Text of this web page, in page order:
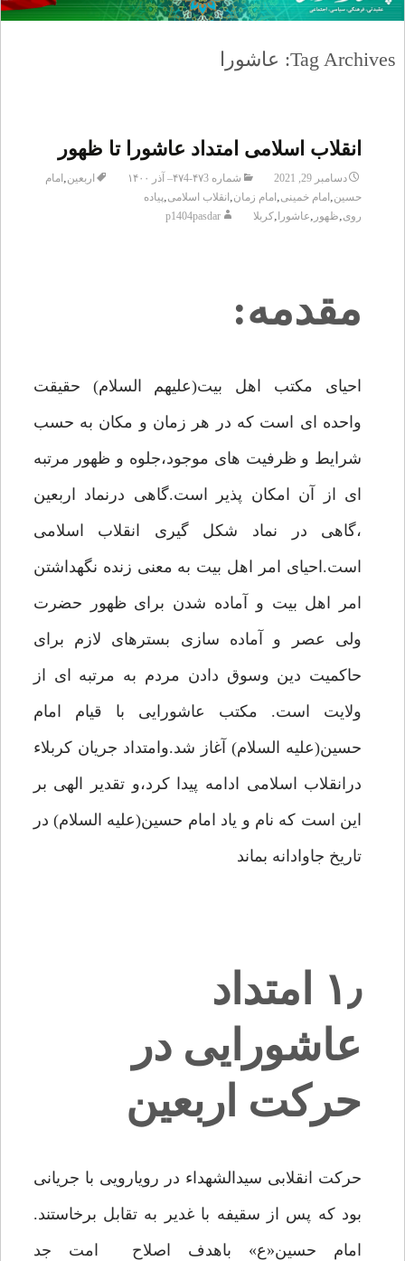
Tag Archives: عاشورا
انقلاب اسلامی امتداد عاشورا تا ظهور
دسامبر 29, 2021 شماره ۴۷3-۴۷4– آذر ۱۴۰۰ اربعین, امام
حسین, امام خمینی, امام زمان, انقلاب اسلامی,پیاده
روی,ظهور ,عاشورا ,کربلا p1404pasdar
مقدمه:
احیای مکتب اهل بیت(علیهم السلام) حقیقت
واحده ای است که در هر زمان و مکان به حسب
شرایط و ظرفیت های موجود،جلوه و ظهور مرتبه
ای از آن امکان پذیر است.گاهی درنماد اربعین
،گاهی در نماد شکل گیری انقلاب اسلامی
است.احیای امر اهل بیت به معنی زنده نگهداشتن
امر اهل بیت و آماده شدن برای ظهور حضرت
ولی عصر و آماده سازی بسترهای لازم برای
حاکمیت دین وسوق دادن مردم به مرتبه ای از
ولایت است. مکتب عاشورایی با قیام امام
حسین(علیه السلام) آغاز شد.وامتداد جریان کربلاء
درانقلاب اسلامی ادامه پیدا کرد،و تقدیر الهی بر
این است که نام و یاد امام حسین(علیه السلام) در
تاریخ جاوادانه بماند
۱٫ امتداد
عاشورایی در
حرکت اربعین
حرکت انقلابی سیدالشهداء در رویارویی با جریانی
بود که پس از سقیفه با غدیر به تقابل برخاستند.
امام حسین«ع» باهدف اصلاح امت جد